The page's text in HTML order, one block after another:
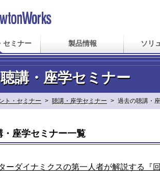
セミナー 製品情報 ソリ
講・座学セミナー
ト・セミナー > 聴講・座学セミナー > 過去の聴講・
・座学セミナー一覧
ーダイナミクスの第一人者が解説する『